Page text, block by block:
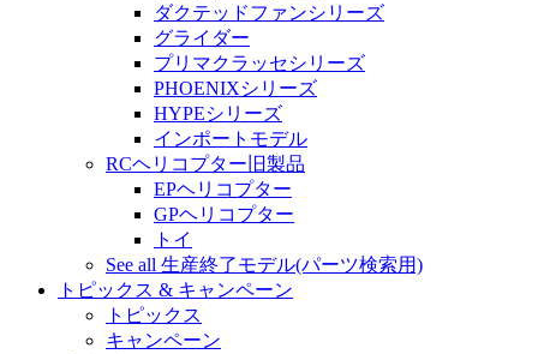
ダクテッドファンシリーズ
グライダー
プリマクラッセシリーズ
PHOENIXシリーズ
HYPEシリーズ
インポートモデル
RCヘリコプター旧製品
EPヘリコプター
GPヘリコプター
トイ
See all 生産終了モデル(パーツ検索用)
トピックス & キャンペーン
トピックス
キャンペーン